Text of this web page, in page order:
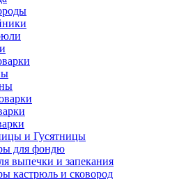
и Гусятницы
для фондю
выпечки и запекания
кастрюль и сковород